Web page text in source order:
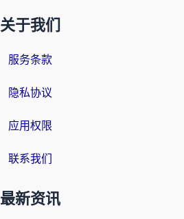
关于我们
服务条款
隐私协议
应用权限
联系我们
最新资讯